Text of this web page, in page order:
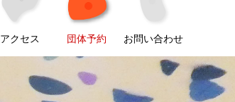
アクセス 団体予約 お問い合わせ